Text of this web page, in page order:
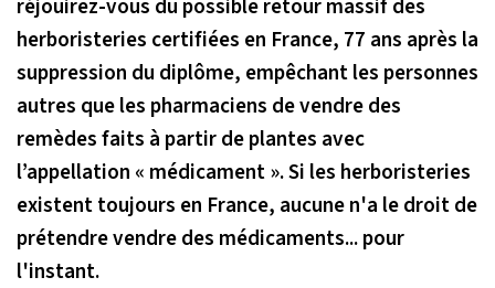
herboristeries certifiées en France, 77 ans après la
suppression du diplôme, empêchant les personnes
autres que les pharmaciens de vendre des
remèdes faits à partir de plantes avec
l’appellation « médicament ». Si les herboristeries
existent toujours en France, aucune n'a le droit de
prétendre vendre des médicaments... pour
l'instant.